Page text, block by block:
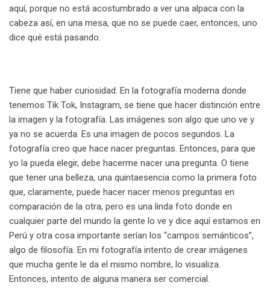
aquí, porque no está acostumbrado a ver una alpaca con la
cabeza así, en una mesa, que no se puede caer, entonces, uno
dice qué está pasando.
Tiene que haber curiosidad. En la fotografía moderna donde
tenemos Tik Tok, Instagram, se tiene que hacer distinción entre
la imagen y la fotografía. Las imágenes son algo que uno ve y
ya no se acuerda. Es una imagen de pocos segundos. La
fotografía creo que hace nacer preguntas. Entonces, para que
yo la pueda elegir, debe hacerme nacer una pregunta. O tiene
que tener una belleza, una quintaesencia como la primera foto
que, claramente, puede hacer nacer menos preguntas en
comparación de la otra, pero es una linda foto donde en
cualquier parte del mundo la gente lo ve y dice aquí estamos en
Perú y otra cosa importante serían los “campos semánticos”,
algo de filosofía. En mi fotografía intento de crear imágenes
que mucha gente le da el mismo nombre, lo visualiza.
Entonces, intento de alguna manera ser comercial.